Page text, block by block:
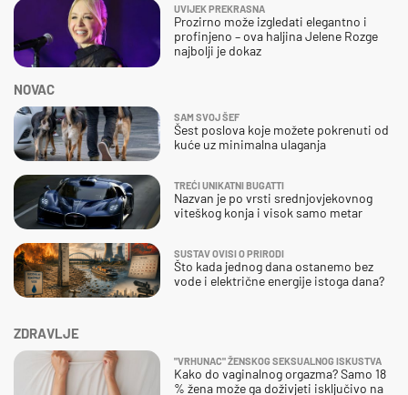
ZDRAVLJE
"VRHUNAC" ŽENSKOG SEKSUALNOG ISKUSTVA
Kako do vaginalnog orgazma? Samo 18
% žena može ga doživjeti isključivo na
NOVAC
SAM SVOJ ŠEF
Šest poslova koje možete pokrenuti od
kuće uz minimalna ulaganja
TREĆI UNIKATNI BUGATTI
Nazvan je po vrsti srednjovjekovnog
viteškog konja i visok samo metar
SUSTAV OVISI O PRIRODI
Što kada jednog dana ostanemo bez
vode i električne energije istoga dana?
UVIJEK PREKRASNA
Prozirno može izgledati elegantno i
profinjeno – ova haljina Jelene Rozge
najbolji je dokaz